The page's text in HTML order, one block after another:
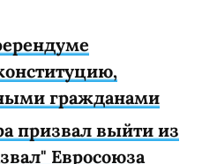
гражданами
призвал выйти из
Евросоюза